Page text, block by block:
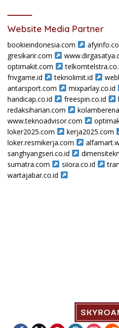
Website Media Partner
bookieindonesia.com
gresikarir.com
optimakit.com
frivgame.id
teknolimit.id
antarsport.com
mixparlay.co.id
handicap.co.id
freespin.co.id
redaksiharian.com
www.teknoadvisor.com
loker2025.com
kerja2025.com
loker.resmikerja.com
sanghyangseri.co.id
sumatra.com
siiora.co.id
wartajabar.co.id